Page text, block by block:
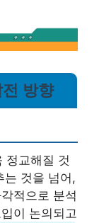
방향
정교해질 것
는 것을 넘어,
적으로 분석
이 논의되고